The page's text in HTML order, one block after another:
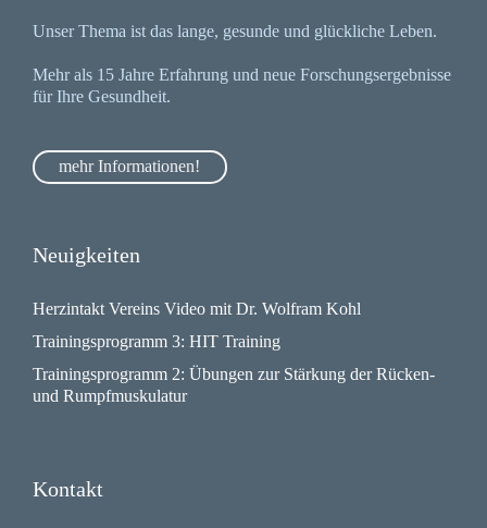
Unser Thema ist das lange, gesunde und glückliche Leben.
Mehr als 15 Jahre Erfahrung und neue Forschungsergebnisse
für Ihre Gesundheit.
mehr Informationen!
Neuigkeiten
Herzintakt Vereins Video mit Dr. Wolfram Kohl
Trainingsprogramm 3: HIT Training
Trainingsprogramm 2: Übungen zur Stärkung der Rücken-
und Rumpfmuskulatur
Kontakt